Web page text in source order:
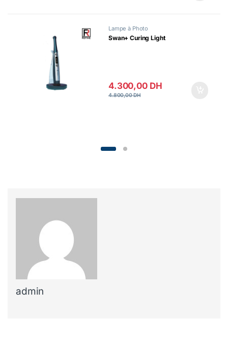
Lampe à Photo
Swan+ Curing Light
4.300,00 DH
4.800,00DH
admin